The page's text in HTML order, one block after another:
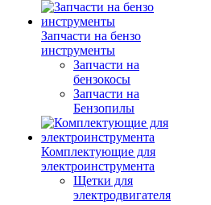
Запчасти на бензо
инструменты
Запчасти на
бензокосы
Запчасти на
Бензопилы
Комплектующие для
электроинструмента
Щетки для
электродвигателя